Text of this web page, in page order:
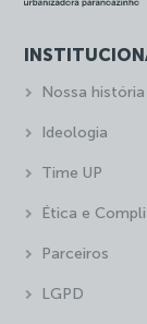
Nossa história
Ideologia
Time UP
Ética e
Parceiros
LGPD